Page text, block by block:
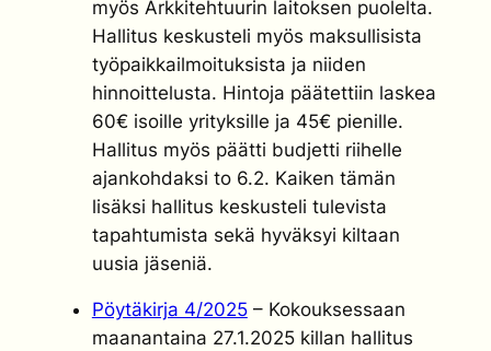
myös Arkkitehtuurin laitoksen puolelta.
Hallitus keskusteli myös maksullisista
työpaikkailmoituksista ja niiden
hinnoittelusta. Hintoja päätettiin laskea
60€ isoille yrityksille ja 45€ pienille.
Hallitus myös päätti budjetti riihelle
ajankohdaksi to 6.2. Kaiken tämän
lisäksi hallitus keskusteli tulevista
tapahtumista sekä hyväksyi kiltaan
uusia jäseniä.
Pöytäkirja 4/2025– Kokouksessaan
maanantaina 27.1.2025 killan hallitus